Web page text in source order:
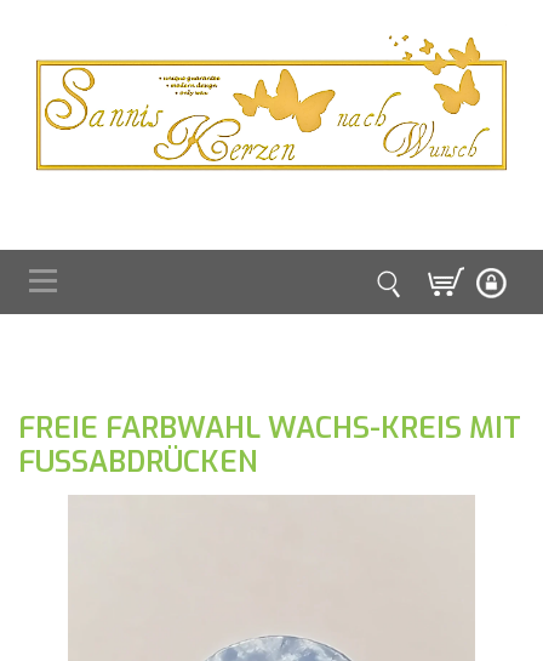
FREIE FARBWAHL WACHS-KREIS MIT
FUSSABDRÜCKEN